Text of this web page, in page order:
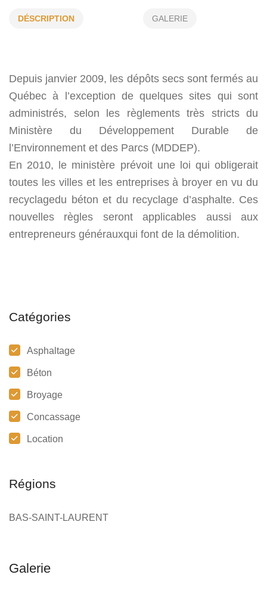
Spécialités
BÉTON
DÉSCRIPTION GALERIE
Depuis janvier 2009, les dépôts secs sont fermés au
Québec à l’exception de quelques sites qui sont
administrés, selon les règlements très stricts du
Ministère du Développement Durable
de
l’Environnement et des Parcs (MDDEP).
En 2010, le ministère prévoit une loi qui obligerait
toutes les villeset les entreprises à broyer en vu du
recyclagedu béton et du recyclage d’asphalte. Ces
nouvelles règles seront applicables aussi aux
entrepreneurs générauxqui font de la démolition.
Catégories
Asphaltage
Béton
Broyage
Concassage
Location
Régions
BAS-SAINT-LAURENT